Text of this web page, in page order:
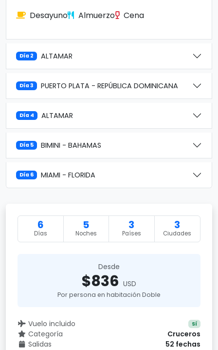
Desayuno
Almuerzo Cena
Día 2 ALTAMAR
Día 3 PUERTO PLATA - REPÚBLICA DOMINICANA
Día 4 ALTAMAR
Día 5 BIMINI - BAHAMAS
Día 6 MIAMI - FLORIDA
6
Días
5
Noches
3
Países
3
Ciudades
Desde
$836 USD
Por persona en habitación Doble
Vuelo incluido Sí
Categoría
Cruceros
Salidas
52 fechas